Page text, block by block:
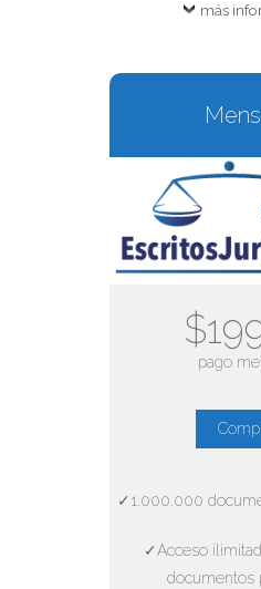
más
pago
✓1.000.000
✓Acceso
documentos